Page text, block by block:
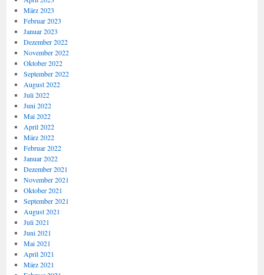
März 2023
Februar 2023
Januar 2023
Dezember 2022
November 2022
Oktober 2022
September 2022
August 2022
Juli 2022
Juni 2022
Mai 2022
April 2022
März 2022
Februar 2022
Januar 2022
Dezember 2021
November 2021
Oktober 2021
September 2021
August 2021
Juli 2021
Juni 2021
Mai 2021
April 2021
März 2021